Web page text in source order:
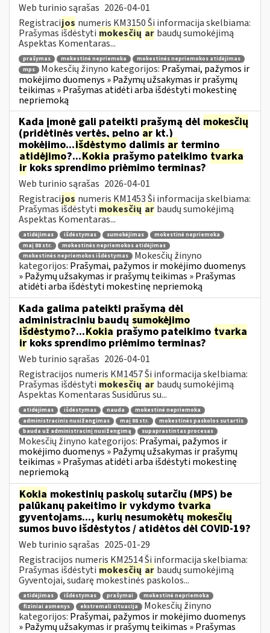
Web turinio sąrašas 2026-04-01
Registracijos numeris KM3150 Ši informacija skelbiama:
Prašymas išdėstyti mokesčių ar baudų sumokėjimą
Aspektas Komentaras...
prašymas mokestinė nepriemoka
mokestinės nepriemokos atidėjimas
mps
Mokesčių žinyno kategorijos: Prašymai, pažymos ir
mokėjimo duomenys » Pažymų užsakymas ir prašymų
teikimas » Prašymas atidėti arba išdėstyti mokestinę
nepriemoką
Kada įmonė gali pateikti prašymą dėl mokesčių
(pridėtinės vertės, pelno ar kt.)
mokėjimo...išdėstymo dalimis ar termino
atidėjimo?...Kokiaprašymo pateikimo tvarka
irkoks sprendimo priėmimo terminas?
Web turinio sąrašas 2026-04-01
Registracijos numeris KM1453 Ši informacija skelbiama:
Prašymas išdėstyti mokesčių ar baudų sumokėjimą
Aspektas Komentaras...
atidėjimas išdėstymas sumokėjimas
mokestinė nepriemoka
maį 88 str.
mokestinės nepriemokos atidėjimas
mokestinės nepriemokos išdėstymas
Mokesčių žinyno
kategorijos: Prašymai, pažymos ir mokėjimo duomenys
» Pažymų užsakymas ir prašymų teikimas » Prašymas
atidėti arba išdėstyti mokestinę nepriemoką
Kada galima pateikti prašymą dėl
administracinių baudų sumokėjimo
išdėstymo?...Kokia prašymo pateikimo tvarka
irkoks sprendimo priėmimo terminas?
Web turinio sąrašas 2026-04-01
Registracijos numeris KM1457 Ši informacija skelbiama:
Prašymas išdėstyti mokesčių ar baudų sumokėjimą
Aspektas Komentaras Susidūrus su...
atidėjimas išdėstymas nauda
mokestinė nepriemoka
administracinis nusižengimas
maį 88 str.
mokestinės paskolos sutartis
bauda už administracinį nusižengimą
supaprastintas procesas
Mokesčių žinyno kategorijos: Prašymai, pažymos ir
mokėjimo duomenys » Pažymų užsakymas ir prašymų
teikimas » Prašymas atidėti arba išdėstyti mokestinę
nepriemoką
Kokia mokestinių paskolų sutarčių (MPS) be
palūkanų pakeitimo ir vykdymo tvarka
gyventojams..., kurių nesumokėtųmokesčių
sumos buvo išdėstytos / atidėtos dėl COVID-19?
Web turinio sąrašas 2025-01-29
Registracijos numeris KM2514 Ši informacija skelbiama:
Prašymas išdėstyti mokesčių ar baudų sumokėjimą
Gyventojai, sudarę mokestinės paskolos...
atidėjimas išdėstymas prašymai
mokestinė nepriemoka
fiziniai asmenys
ekstremali situacija
Mokesčių žinyno
kategorijos: Prašymai, pažymos ir mokėjimo duomenys
» Pažymų užsakymas ir prašymų teikimas » Prašymas